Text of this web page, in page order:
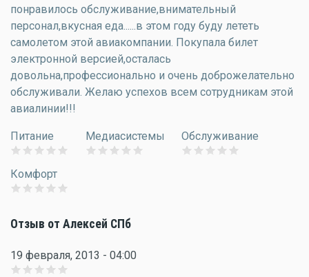
понравилось обслуживание,внимательный
персонал,вкусная еда......в этом году буду лететь
самолетом этой авиакомпании. Покупала билет
электронной версией,осталась
довольна,профессионально и очень доброжелательно
обслуживали. Желаю успехов всем сотрудникам этой
авиалинии!!!
Питание Медиасистемы Обслуживание
Комфорт
Отзыв от Алексей СПб
19 февраля, 2013 - 04:00